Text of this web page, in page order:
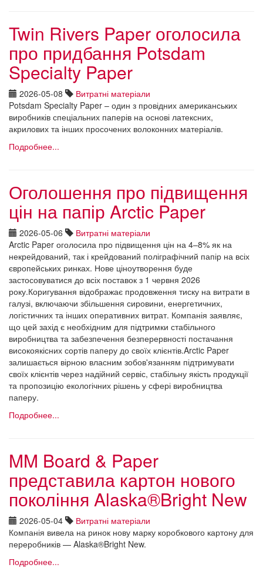
Twin Rivers Paper оголосила
про придбання Potsdam
Specialty Paper
2026-05-08
Витратні матеріали
Potsdam Specialty Paper – один з провідних американських
виробників спеціальних паперів на основі латексних,
акрилових та інших просочених волоконних матеріалів.
Подробнее...
Оголошення про підвищення
цін на папір Arctic Paper
2026-05-06
Витратні матеріали
Arctic Paper оголосила про підвищення цін на 4–8% як на
некрейдований, так і крейдований поліграфічний папір на всіх
європейських ринках. Нове ціноутворення буде
застосовуватися до всіх поставок з 1 червня 2026
року.Коригування відображає продовження тиску на витрати в
галузі, включаючи збільшення сировини, енергетичних,
логістичних та інших оперативних витрат. Компанія заявляє,
що цей захід є необхідним для підтримки стабільного
виробництва та забезпечення безперервності постачання
високоякісних сортів паперу до своїх клієнтів.Arctic Paper
залишається вірною власним зобов'язанням підтримувати
своїх клієнтів через надійний сервіс, стабільну якість продукції
та пропозицію екологічних рішень у сфері виробництва
паперу.
Подробнее...
MM Board & Paper
представила картон нового
покоління Alaska®Bright New
2026-05-04
Витратні матеріали
Компанія вивела на ринок нову марку коробкового картону для
переробників — Alaska®Bright New.
Подробнее...